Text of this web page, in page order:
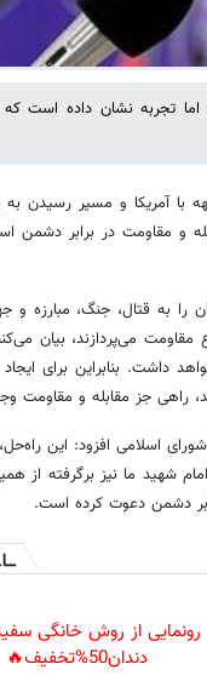
تجربه نشان داده است که
با آمریکا و مسیر رسیدن به
و مقاومت در برابر
را به قتال، جنگ، مبارزه و
می‌پردازند، بیان
داشت. بنابراین برای
راهی جز مقابله و مقاومت
اسلامی افزود: این
شهید ما نیز برگرفته از
دشمن دعوت کرده است.
رونمایی از روش خانگی
دندان50%تخفیف🔥